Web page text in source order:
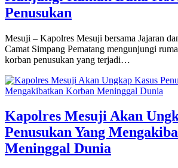
Penusukan
Mesuji – Kapolres Mesuji bersama Jajaran
Camat Simpang Pematang mengunjungi
korban penusukan yang terjadi…
Kapolres Mesuji Akan
Penusukan Yang
Meninggal Dunia